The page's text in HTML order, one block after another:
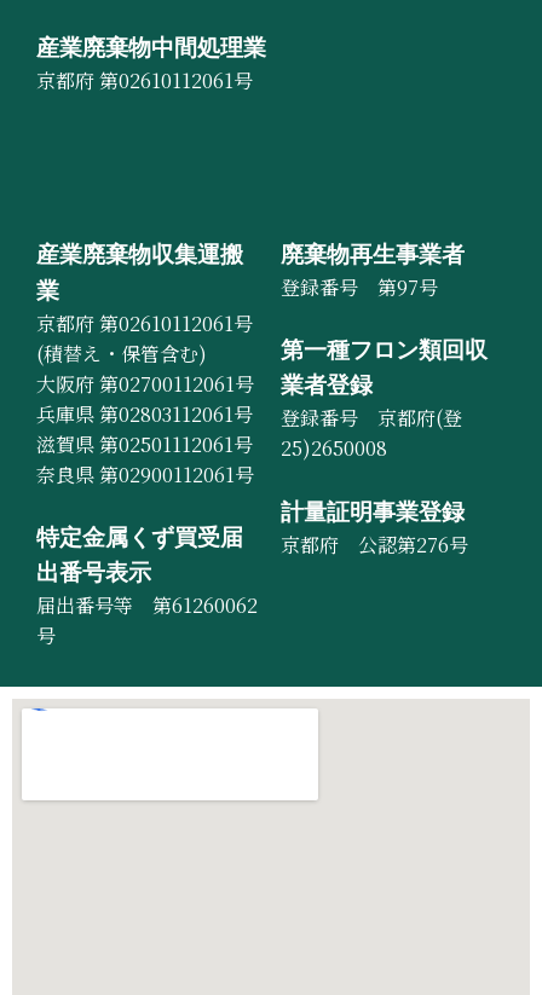
産業廃棄物中間処理業
京都府 第02610112061号
産業廃棄物収集運搬
業
京都府 第02610112061号
(積替え・保管含む)
大阪府 第02700112061号
兵庫県 第02803112061号
滋賀県 第02501112061号
奈良県 第02900112061号
特定金属くず買受届
出番号表示
届出番号等 第61260062
号
廃棄物再生事業者
登録番号 第97号
第一種フロン類回収
業者登録
登録番号 京都府(登
25)2650008
計量証明事業登録
京都府 公認第276号